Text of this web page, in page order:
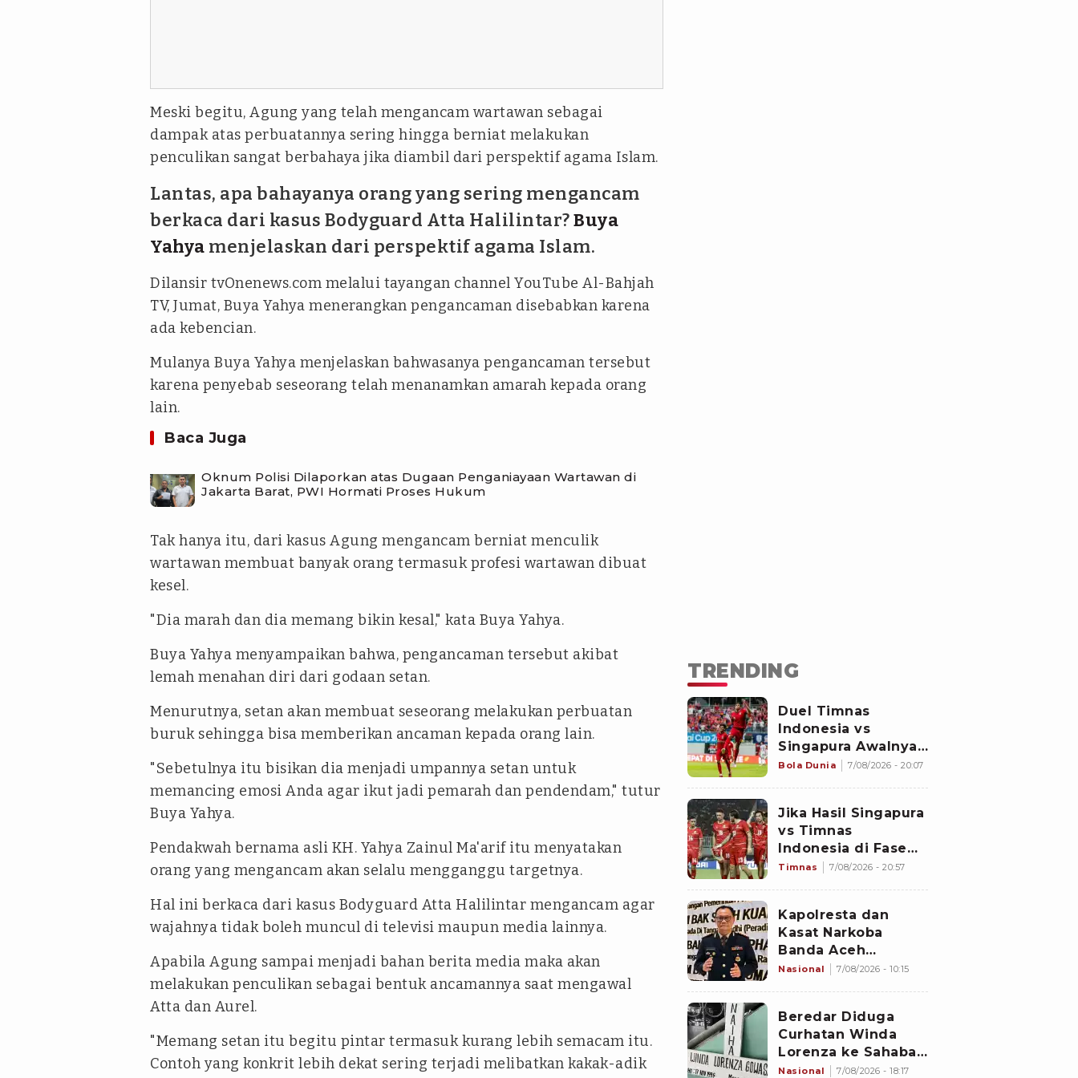
Meski begitu, Agung yang telah mengancam wartawan sebagai
dampak atas perbuatannya sering hingga berniat melakukan
penculikan sangat berbahaya jika diambil dari perspektif agama Islam.
Lantas, apa bahayanya orang yang sering mengancam
berkaca dari kasus Bodyguard Atta Halilintar?Buya
Yahya menjelaskan dari perspektif agama Islam.
Dilansir tvOnenews.com melalui tayangan channel YouTube Al-Bahjah
TV, Jumat, Buya Yahya menerangkan pengancaman disebabkan karena
ada kebencian.
Mulanya Buya Yahya menjelaskan bahwasanya pengancaman tersebut
karena penyebab seseorang telah menanamkan amarah kepada orang
lain.
Baca Juga
Oknum Polisi Dilaporkan atas Dugaan Penganiayaan Wartawan di
Jakarta Barat, PWI Hormati Proses Hukum
Tak hanya itu, dari kasus Agung mengancam berniat menculik
wartawan membuat banyak orang termasuk profesi wartawan dibuat
kesel.
"Dia marah dan dia memang bikin kesal," kata Buya Yahya.
Buya Yahya menyampaikan bahwa, pengancaman tersebut akibat
lemah menahan diri dari godaan setan.
Menurutnya, setan akan membuat seseorang melakukan perbuatan
buruk sehingga bisa memberikan ancaman kepada orang lain.
"Sebetulnya itu bisikan dia menjadi umpannya setan untuk
memancing emosi Anda agar ikut jadi pemarah dan pendendam," tutur
Buya Yahya.
Pendakwah bernama asli KH. Yahya Zainul Ma'arif itu menyatakan
orang yang mengancam akan selalu mengganggu targetnya.
Hal ini berkaca dari kasus Bodyguard Atta Halilintar mengancam agar
wajahnya tidak boleh muncul di televisi maupun media lainnya.
Apabila Agung sampai menjadi bahan berita media maka akan
melakukan penculikan sebagai bentuk ancamannya saat mengawal
Atta dan Aurel.
"Memang setan itu begitu pintar termasuk kurang lebih semacam itu.
Contoh yang konkrit lebih dekat sering terjadi melibatkan kakak-adik
TRENDING
Duel Timnas
Indonesia vs
Singapura Awalnya
Bukan di Stadion
Bola Dunia 7/08/2026 - 20:07
Jika Hasil Singapura
vs Timnas
Indonesia di Fase
Grup Piala AFF 2026
Timnas 7/08/2026 - 20:57
Kapolresta dan
Kasat Narkoba
Banda Aceh
Diperiksa
Nasional 7/08/2026 - 10:15
Beredar Diduga
Curhatan Winda
Lorenza ke Sahabat,
Temukan Fakta
Nasional 7/08/2026 - 18:17